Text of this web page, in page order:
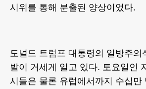
시위를 통해 분출된 양상이었다.
도널드 트럼프 대통령의 일방주
발이 거세게 일고 있다. 토요일인
시들은 물론 유럽에서까지 수십